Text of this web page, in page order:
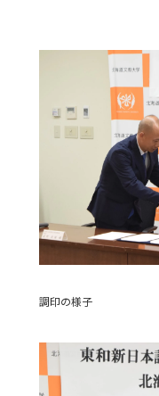
調印の様子